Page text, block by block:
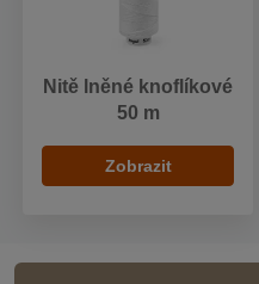
Nitě lněné knoflíkové
50 m
Zobrazit